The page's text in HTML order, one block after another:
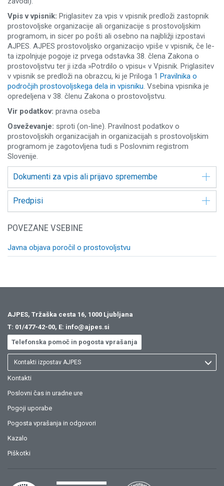
Vpis v vpisnik: Priglasitev za vpis v vpisnik predloži zastopnik
prostovoljske organizacije ali organizacije s prostovoljskim
programom, in sicer po pošti ali osebno na najbližji izpostavi
AJPES. AJPES prostovoljsko organizacijo vpiše v vpisnik, če le-
ta izpolnjuje pogoje iz prvega odstavka 38. člena Zakona o
prostovoljstvu ter ji izda »Potrdilo o vpisu« v Vpisnik. Priglasitev
v vpisnik se predloži na obrazcu, ki je Priloga 1 Pravilnika o
področjih prostovoljskega dela in vpisniku. Vsebina vpisnika je
opredeljena v 38. členu Zakona o prostovoljstvu.
Vir podatkov: pravna oseba
Osveževanje: sproti (on-line). Pravilnost podatkov o
prostovoljskih organizacijah in organizacijah s prostovoljskim
programom je zagotovljena tudi s Poslovnim registrom
Slovenije.
Dokumenti za vpis ali prijavo spremembe
Predpisi
POVEZANE VSEBINE
Javna objava poročil o prostovoljstvu
AJPES, Tržaška cesta 16, 1000 Ljubljana
T: 01/477-42-00, E: info@ajpes.si
Telefonska pomoč in pogosta vprašanja
Kontakti izpostav AJPES
Kontakti
Poslovni čas in uradne ure
Pogoji uporabe
Pogosta vprašanja in odgovori
Kazalo
Piškotki